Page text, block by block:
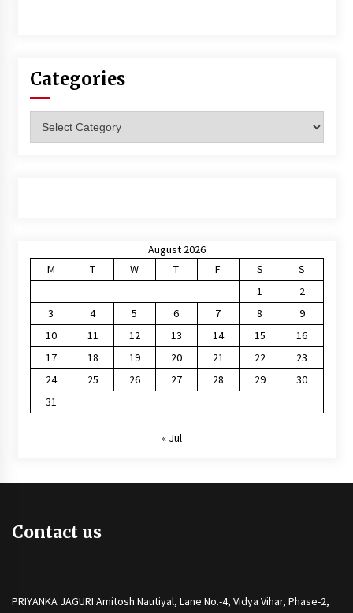
Categories
August 2026
M
T W T F S
S
1
2
3
4 5 6 7 8
9
10
11 12 13 14 15
16
17
18 19 20 21 22
23
24
25 26 27 28 29
30
31
« Jul
Contact us
PRIYANKA JAGURI Amitosh Nautiyal, Lane No.-4, Vidya Vihar, Phase-2,